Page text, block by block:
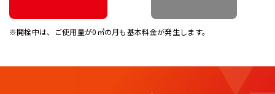
開栓中は、ご使用量が0㎥の月も基本料金が発生します。